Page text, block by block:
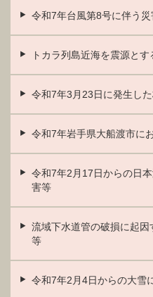
令和7年台風第8号に伴う災
トカラ列島近海を震源と
令和7年3月23日に発生し
令和7年岩手県大船渡市に
令和7年2月17日からの日
害等
流域下水道管の破損に起
等
令和7年2月4日からの大雪